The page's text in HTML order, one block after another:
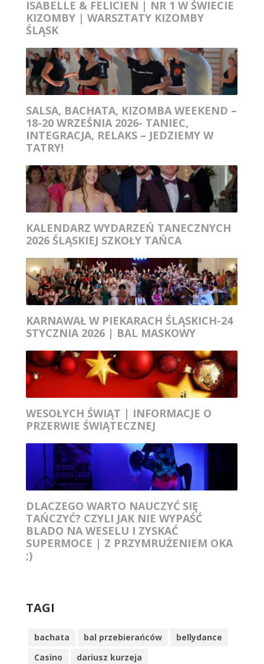
ISABELLE & FELICIEN | NR 1 W ŚWIECIE
KIZOMBY | WARSZTATY KIZOMBY
ŚLĄSK
SALSA, BACHATA, KIZOMBA WEEKEND –
18-20 WRZEŚNIA 2026- TANIEC,
INTEGRACJA, RELAKS – JEDZIEMY W
TATRY!
KALENDARZ WYDARZEŃ TANECZNYCH
2026 ŚLĄSKIEJ SZKOŁY TAŃCA
KARNAWAŁ W PIEKARACH ŚLĄSKICH-24
STYCZNIA 2026 | BAL MASKOWY
WESOŁYCH ŚWIĄT | INFORMACJE O
PRZERWIE ŚWIĄTECZNEJ
DLACZEGO WARTO NAUCZYĆ SIĘ
TAŃCZYĆ? CZYLI JAK NIE WYPAŚĆ
BLADO NA WESELU I ZYSKAĆ
SUPERMOCE | Z PRZYMRUŻENIEM OKA
;)
TAGI
bachata bal przebierańców
bellydance
Casino
dariusz kurzeja